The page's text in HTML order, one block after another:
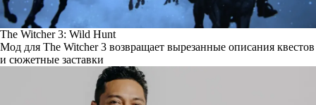
The Witcher 3: Wild Hunt
Мод для The Witcher 3 возвращает вырезанные описания квестов
и сюжетные заставки